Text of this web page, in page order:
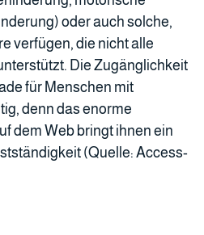
oder auch solche,
verfügen, die nicht alle
Die Zugänglichkeit
für Menschen mit
denn das enorme
dem Web bringt ihnen ein
(Quelle: Access-